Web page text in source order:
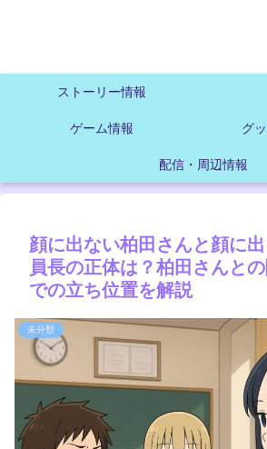
ストーリー情報
ゲーム情報 グ
配信・周辺情報
顔に出ない柏田さんと顔に
員長の正体は？柏田さんと
での立ち位置を解説
未分類